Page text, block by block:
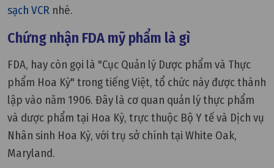
sạch VCR nhé.
Chứng nhận FDA mỹ phẩm là gì
FDA, hay còn gọi là "Cục Quản lý Dược phẩm và Thực
phẩm Hoa Kỳ" trong tiếng Việt, tổ chức này được thành
lập vào năm 1906. Đây là cơ quan quản lý thực phẩm
và dược phẩm tại Hoa Kỳ, trực thuộc Bộ Y tế và Dịch vụ
Nhân sinh Hoa Kỳ, với trụ sở chính tại White Oak,
Maryland.